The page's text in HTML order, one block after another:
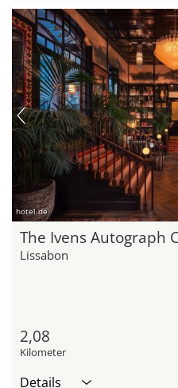
hotel.de
The Ivens Autograph
Lissabon
2,08
Kilometer
Details